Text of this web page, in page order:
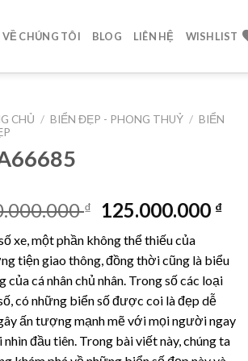
VỀ CHÚNG TÔI BLOG LIÊN HỆ WISHLIST
CHỦ / BIỂN ĐẸP - PHONG THUỶ / BIỂN
₫
Giá
là:
130.000.000 ₫.
125.000.000 ₫Giá
là:
xe, một phần không thể thiếu của
tiện giao thông, đồng thời cũng là biểu
của cá nhân chủ nhân. Trong số các loại
có những biển số được coi là đẹp dễ
ấn tượng mạnh mẽ với mọi người ngay
đầu tiên. Trong bài viết này, chúng ta